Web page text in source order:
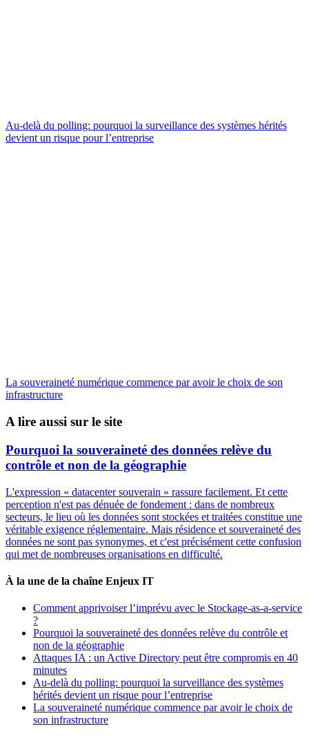
Au-delà du polling: pourquoi la surveillance des systèmes hérités
devient un risque pour l’entreprise
La souveraineté numérique commence par avoir le choix de son
infrastructure
A lire aussi sur le site
Pourquoi la souveraineté des données relève du
contrôle et non de la géographie
L'expression « datacenter souverain » rassure facilement. Et cette
perception n'est pas dénuée de fondement : dans de nombreux
secteurs, le lieu où les données sont stockées et traitées constitue une
véritable exigence réglementaire. Mais résidence et souveraineté des
données ne sont pas synonymes, et c'est précisément cette confusion
qui met de nombreuses organisations en difficulté.
À la une de la chaîne Enjeux IT
Comment apprivoiser l’imprévu avec le Stockage-as-a-service
?
Pourquoi la souveraineté des données relève du contrôle et
non de la géographie
Attaques IA : un Active Directory peut être compromis en 40
minutes
Au-delà du polling: pourquoi la surveillance des systèmes
hérités devient un risque pour l’entreprise
La souveraineté numérique commence par avoir le choix de
son infrastructure